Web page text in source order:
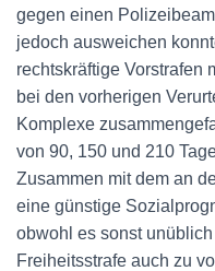
gegen einen
jedoch ausweichen
rechtskräftige Vorstrafen
bei den vorherigen
Komplexe
von 90, 150 und 210
Zusammen mit dem an
eine günstige
obwohl es sonst
Freiheitsstrafe auch zu